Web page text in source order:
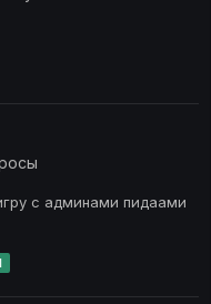
с админами пидаами